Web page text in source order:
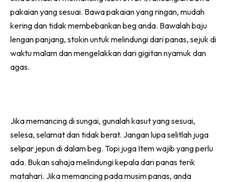
pakaian yang sesuai. Bawa pakaian yang ringan, mudah
kering dan tidak membebankan beg anda. Bawalah baju
lengan panjang, stokin untuk melindungi dari panas, sejuk di
waktu malam dan mengelakkan dari gigitan nyamuk dan
agas.
Jika memancing di sungai, gunalah kasut yang sesuai,
selesa, selamat dan tidak berat. Jangan lupa selitlah juga
selipar jepun di dalam beg. Topi juga Item wajib yang perlu
ada. Bukan sahaja melindungi kepala dari panas terik
matahari. Jika memancing pada musim panas, anda